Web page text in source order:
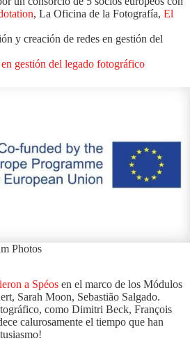
, La Oficina de la Fotografía, El
y creación de redes en gestión del
gestión del legado fotográfico
Photos
a Spéos en el marco de los Módulos
Sarah Moon, Sebastião Salgado.
como Dimitri Beck, François
calurosamente el tiempo que han